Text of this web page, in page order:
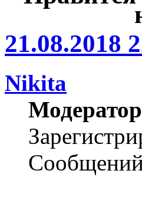
21.08.2018
Nikita
Модератор